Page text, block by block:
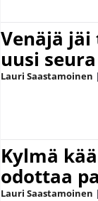
Venäjä jäi
uusi
Lauri Saastamoinen |
Kylmä
odottaa
Lauri Saastamoinen |